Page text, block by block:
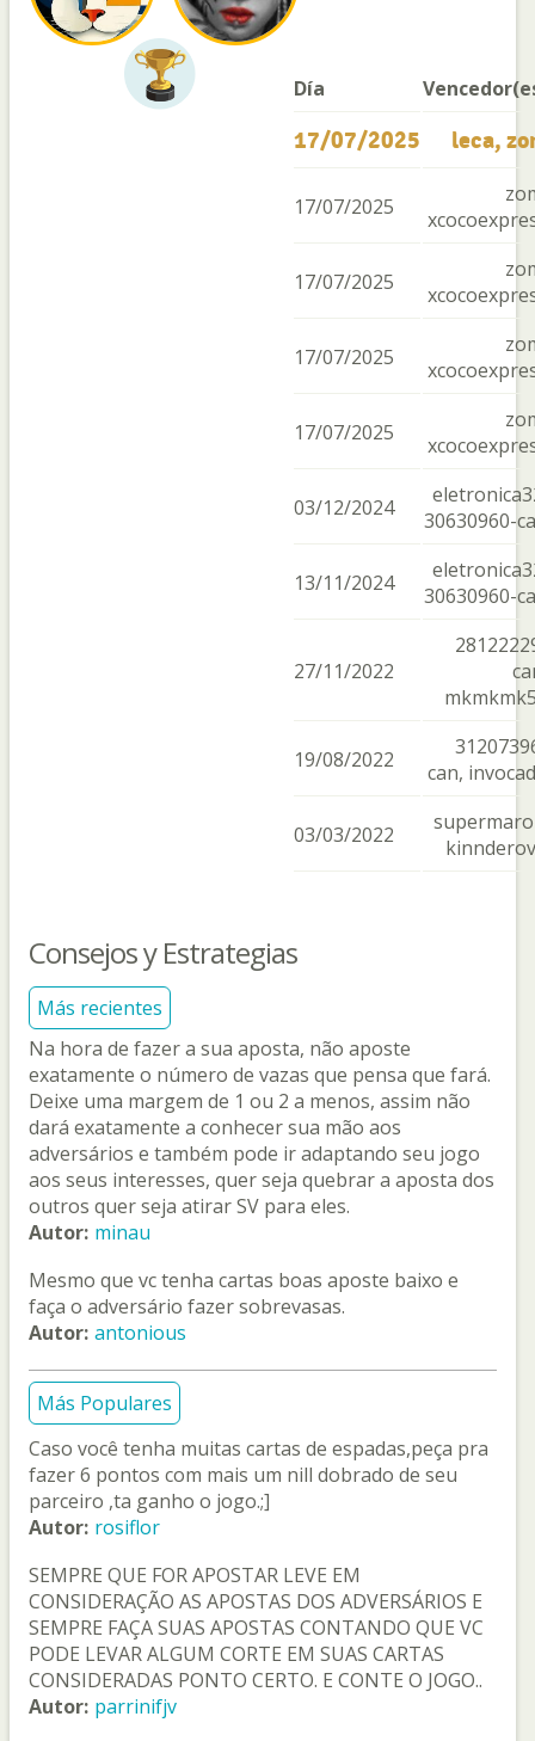
Día
17/07/2025 leca,
17/07/2025
17/07/2025
17/07/2025
17/07/2025
03/12/2024
30630960-
13/11/2024
30630960-
27/11/2022
19/08/2022
can,
03/03/2022
Consejos y Estrategias
Más recientes
Na hora de fazer a sua aposta, não aposte
exatamente o número de vazas que pensa que fará.
Deixe uma margem de 1 ou 2 a menos, assim não
dará exatamente a conhecer sua mão aos
adversários e também pode ir adaptando seu jogo
aos seus interesses, quer seja quebrar a aposta dos
outros quer seja atirar SV para eles.
Autor: minau
Mesmo que vc tenha cartas boas aposte baixo e
faça o adversário fazer sobrevasas.
Autor: antonious
Más Populares
Caso você tenha muitas cartas de espadas,peça pra
fazer 6 pontos com mais um nill dobrado de seu
parceiro ,ta ganho o jogo.;]
Autor: rosiflor
SEMPRE QUE FOR APOSTAR LEVE EM
CONSIDERAÇÃO AS APOSTAS DOS ADVERSÁRIOS E
SEMPRE FAÇA SUAS APOSTAS CONTANDO QUE VC
PODE LEVAR ALGUM CORTE EM SUAS CARTAS
CONSIDERADAS PONTO CERTO. E CONTE O JOGO..
Autor: parrinifjv